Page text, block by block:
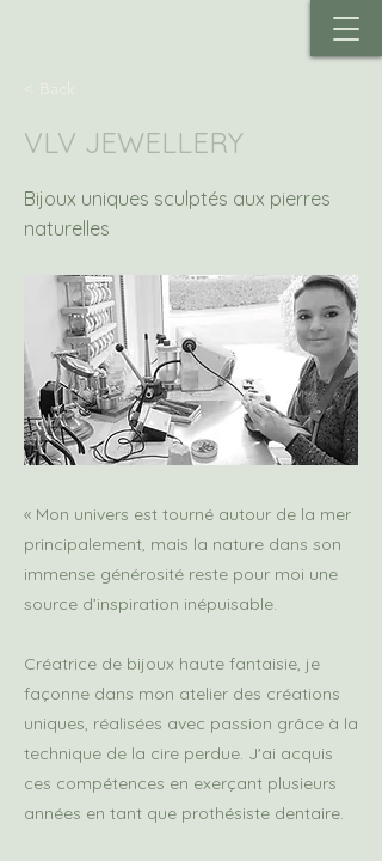
VLV JEWELLERY
Bijoux uniques sculptés aux pierres
naturelles
« Mon univers est tourné autour de la mer
principalement, mais la nature dans son
immense générosité reste pour moi une
source d’inspiration inépuisable.
Créatrice de bijoux haute fantaisie, je
façonne dans mon atelier des créations
uniques, réalisées avec passion grâce à la
technique de la cire perdue. J'ai acquis
ces compétences en exerçant plusieurs
années en tant que prothésiste dentaire.